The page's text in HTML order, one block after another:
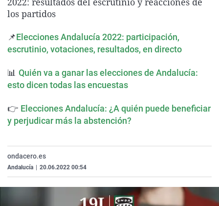
La rosa de los vientos
Como el perro y el
Caso
Equipo de
Extremadura
La Rioja
País Vasco
Virales
Elecciones
los partidos
📌Elecciones Andalucía 2022: participación,
escrutinio, votaciones, resultados, en directo
📊 Quién va a ganar las elecciones de Andalucía:
esto dicen todas las encuestas
👉 Elecciones Andalucía: ¿A quién puede beneficiar
y perjudicar más la abstención?
ondacero.es
Andalucía 20.06.2022 00:54